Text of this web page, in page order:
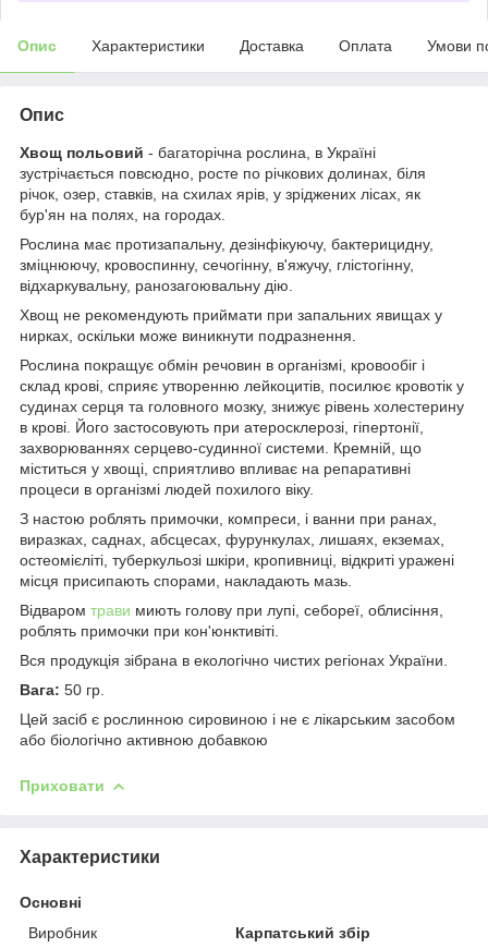
Опис Характеристики Доставка Оплата Умови
Опис
Хвощ польовий - багаторічна рослина, в Україні
зустрічається повсюдно, росте по річкових долинах, біля
річок, озер, ставків, на схилах ярів, у зріджених лісах, як
бур'ян на полях, на городах.
Рослина має протизапальну, дезінфікуючу, бактерицидну,
зміцнюючу, кровоспинну, сечогінну, в'яжучу, глістогінну,
відхаркувальну, ранозагоювальну дію.
Хвощ не рекомендують приймати при запальних явищах у
нирках, оскільки може виникнути подразнення.
Рослина покращує обмін речовин в організмі, кровообіг і
склад крові, сприяє утворенню лейкоцитів, посилює кровотік у
судинах серця та головного мозку, знижує рівень холестерину
в крові. Його застосовують при атеросклерозі, гіпертонії,
захворюваннях серцево-судинної системи. Кремній, що
міститься у хвощі, сприятливо впливає на репаративні
процеси в організмі людей похилого віку.
З настою роблять примочки, компреси, і ванни при ранах,
виразках, саднах, абсцесах, фурункулах, лишаях, екземах,
остеомієліті, туберкульозі шкіри, кропивниці, відкриті уражені
місця присипають спорами, накладають мазь.
Відваром трави миють голову при лупі, себореї, облисіння,
роблять примочки при кон'юнктивіті.
Вся продукція зібрана в екологічно чистих регіонах України.
Вага: 50 гр.
Цей засіб є рослинною сировиною і не є лікарським засобом
або біологічно активною добавкою
Приховати
Характеристики
Основні
Виробник
Карпатський збір